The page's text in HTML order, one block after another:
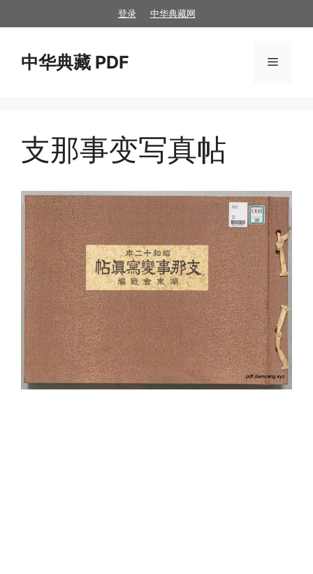
至
登录 中华典藏网
中华典藏 PDF 菜
支那事变写真帖